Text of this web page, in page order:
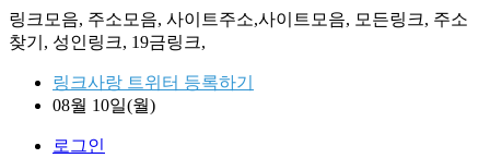
링크모음, 주소모음, 사이트주소,사이트모음, 모든링크, 주소
찾기, 성인링크, 19금링크,
링크사랑 트위터 등록하기
08월 10일(월)
로그인